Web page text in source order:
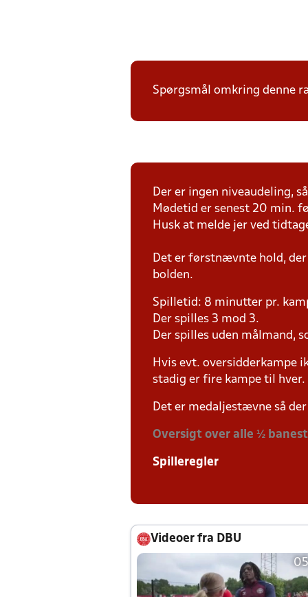
Spørgsmål omkring denne
Der er ingen niveaudeling,
Mødetid er senest 20 min.
Husk at melde jer ved
Det er førstnævnte hold,
bolden.
Spilletid: 8 minutter pr.
Der spilles 3 mod 3.
Der spilles uden målmand,
Hvis evt. oversidderkampe
stadig er fire kampe til hver.
Det er medaljestævne så
Oversigt over alle ½
Spilleregler
Videoer fra DBU